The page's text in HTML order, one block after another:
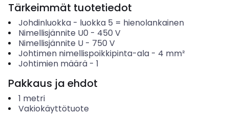
Tärkeimmät tuotetiedot
Johdinluokka- luokka 5 = hienolankainen
Nimellisjännite U0 - 450 V
Nimellisjännite U- 750 V
Johtimen nimellispoikkipinta-ala- 4 mm²
Johtimien määrä- 1
Pakkaus ja ehdot
1 metri
Vakiokäyttötuote